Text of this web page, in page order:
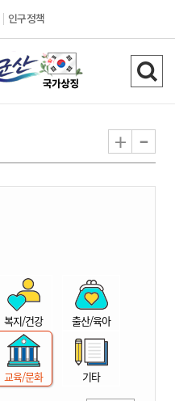
인구정책
검
색
기
+ -
복지/건강 출산/육아
교육/문화 기타